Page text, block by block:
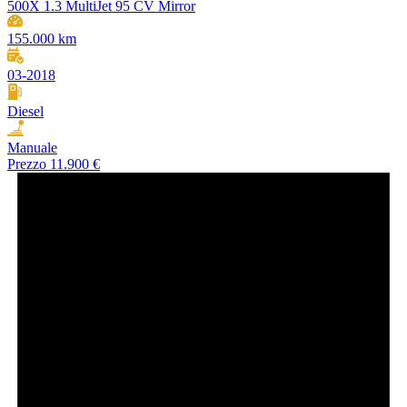
500X 1.3 MultiJet 95 CV Mirror
155.000 km
03-2018
Diesel
Manuale
Prezzo 11.900 €